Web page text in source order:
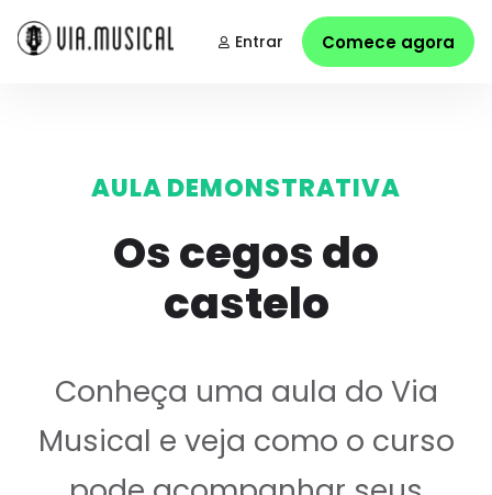
Entrar Comece agora
AULA DEMONSTRATIVA
Os cegos do
castelo
Conheça uma aula do Via
Musical e veja como o curso